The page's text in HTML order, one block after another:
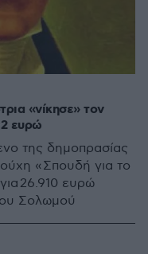
«νίκησε» τον
ευρώ
της δημοπρασίας
« Σπουδή για το
26.910 ευρώ
Σολωμού